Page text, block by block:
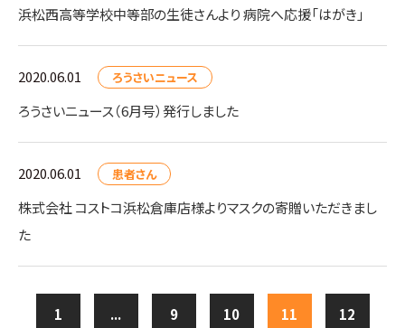
浜松西高等学校中等部の生徒さんより 病院へ応援「はがき」
2020.06.01 ろうさいニュース
ろうさいニュース（6月号）発行しました
2020.06.01 患者さん
株式会社 コストコ浜松倉庫店様よりマスクの寄贈いただきまし
た
1 ... 9 10 11 12